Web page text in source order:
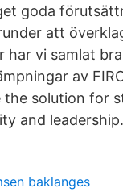
goda
att
har vi samlat
av
the solution for
and leadership.
baklanges